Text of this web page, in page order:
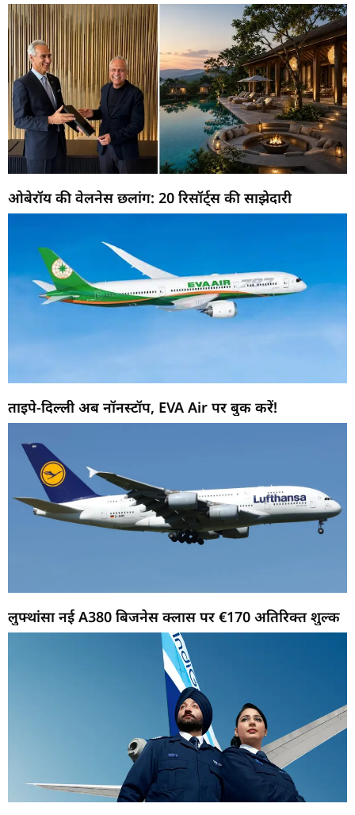
ओबेरॉय की वेलनेस छलांग: 20 रिसॉर्ट्स की साझेदारी
ताइपे-दिल्ली अब नॉनस्टॉप, EVA Air पर बुक करें!
लुफ्थांसा नई A380 बिजनेस क्लास पर €170 अतिरिक्त शुल्क